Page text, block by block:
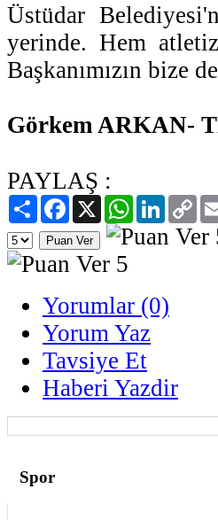
Üstüdar
yerinde. Hem
Başkanımızın bize
Görkem ARKAN-
PAYLAŞ :
PaylaşFacebook
X WhatsAppLinkedIn
Yorumlar (0)
Yorum Yaz
Tavsiye Et
Haberi Yazdir
Spor